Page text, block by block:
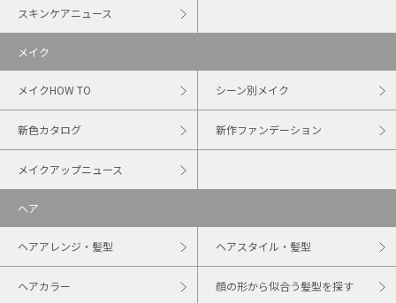
スキンケアニュース
メイク
メイクHOW TO シーン別メイク
新色カタログ 新作ファンデーション
メイクアップニュース
ヘア
ヘアアレンジ・髪型 ヘアスタイル・髪型
ヘアカラー 顔の形から似合う髪型を探す